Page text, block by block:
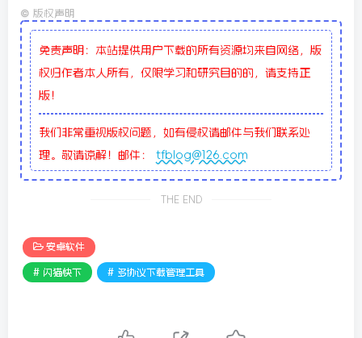
© 版权声明
免责声明：本站提供用户下载的所有资源均来自网络，版
权归作者本人所有，仅限学习和研究目的的，请支持正
版！
我们非常重视版权问题，如有侵权请邮件与我们联系处
理。敬请谅解！邮件： tfblog@126.com
THE END
安卓软件
# 闪猫快下 # 多协议下载管理工具